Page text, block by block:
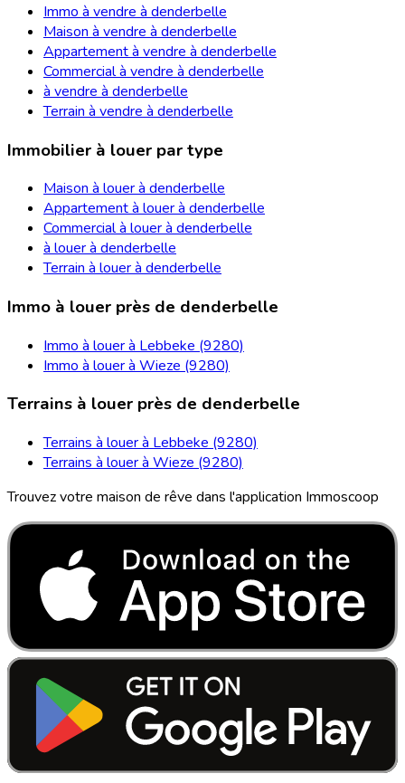
Immo à vendre à denderbelle
Maison à vendre à denderbelle
Appartement à vendre à denderbelle
Commercial à vendre à denderbelle
à vendre à denderbelle
Terrain à vendre à denderbelle
Immobilier à louer par type
Maison à louer à denderbelle
Appartement à louer à denderbelle
Commercial à louer à denderbelle
à louer à denderbelle
Terrain à louer à denderbelle
Immo à louer près de denderbelle
Immo à louer à Lebbeke (9280)
Immo à louer à Wieze (9280)
Terrains à louer près de denderbelle
Terrains à louer à Lebbeke (9280)
Terrains à louer à Wieze (9280)
Trouvez votre maison de rêve dans l'application Immoscoop